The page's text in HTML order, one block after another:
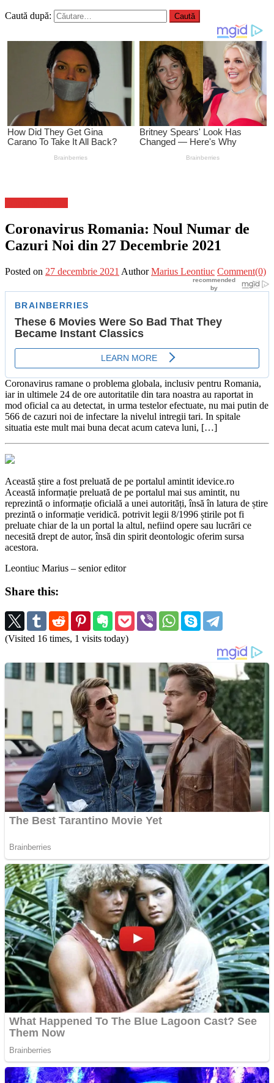
Caută după:
Coronavirus Romania: Noul Numar de
Cazuri Noi din 27 Decembrie 2021
Posted on 27 decembrie 2021 Author Marius Leontiuc Comment(0)
Coronavirus ramane o problema globala, inclusiv pentru Romania,
iar in ultimele 24 de ore autoritatile din tara noastra au raportat in
mod oficial ca au detectat, in urma testelor efectuate, nu mai putin de
566 de cazuri noi de infectare la nivelul intregii tari. In spitale
situatia este mult mai buna decat acum cateva luni, […]
Această știre a fost preluată de pe portalul amintit idevice.ro
Această informație preluată de pe portalul mai sus amintit, nu
reprezintă o informație oficială a unei autorități, însă în latura de știre
prezintă o informație veridică. potrivit legii 8/1996 știrile pot fi
preluate chiar de la un portal la altul, nefiind opere sau lucrări ce
necesită drept de autor, însă din spirit deontologic oferim sursa
acestora.
Leontiuc Marius – senior editor
Share this:
(Visited 16 times, 1 visits today)